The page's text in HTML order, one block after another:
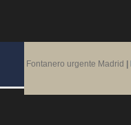
Fontanero urgente Madrid